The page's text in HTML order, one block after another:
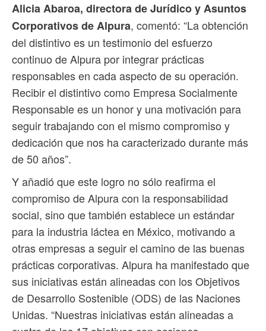
Alicia Abaroa, directora de Jurídico y Asuntos
Corporativos de Alpura, comentó: “La obtención
del distintivo es un testimonio del esfuerzo
continuo de Alpura por integrar prácticas
responsables en cada aspecto de su operación.
Recibir el distintivo como Empresa Socialmente
Responsable es un honor y una motivación para
seguir trabajando con el mismo compromiso y
dedicación que nos ha caracterizado durante más
de 50 años”.
Y añadió que este logro no sólo reafirma el
compromiso de Alpura con la responsabilidad
social, sino que también establece un estándar
para la industria láctea en México, motivando a
otras empresas a seguir el camino de las buenas
prácticas corporativas. Alpura ha manifestado que
sus iniciativas están alineadas con los Objetivos
de Desarrollo Sostenible (ODS) de las Naciones
Unidas. “Nuestras iniciativas están alineadas a